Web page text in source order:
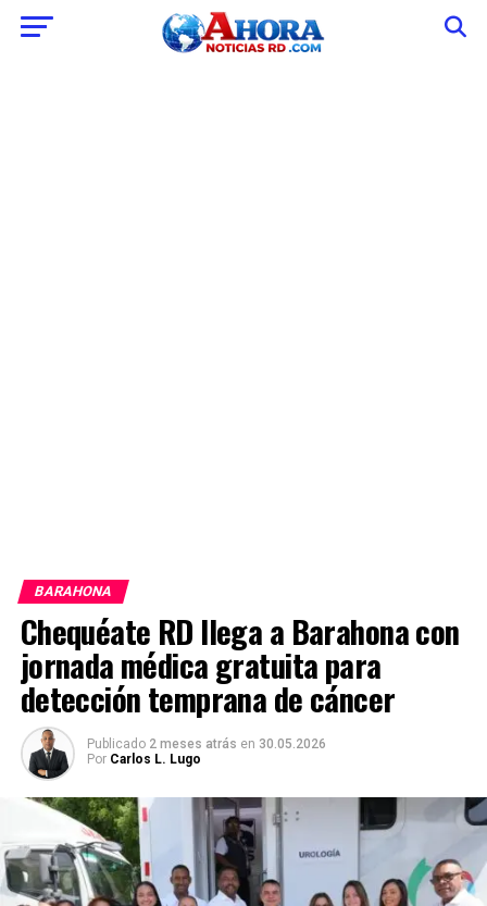
BARAHONA
Chequéate RD llega a Barahona con
jornada médica gratuita para
detección temprana de cáncer
Publicado 2 meses atrás en 30.05.2026
Por Carlos L. Lugo